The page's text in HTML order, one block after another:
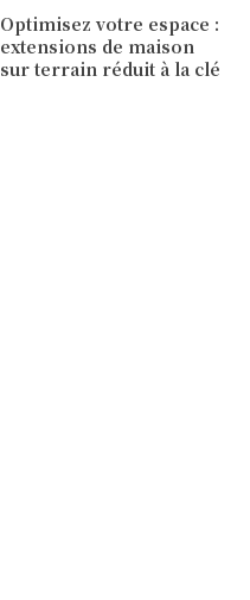
Optimisez votre espace :
extensions de maison
sur terrain réduit à la clé